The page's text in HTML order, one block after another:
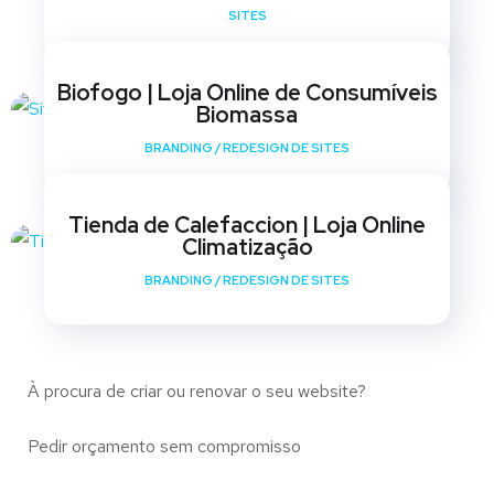
SITES
Biofogo | Loja Online de Consumíveis
Biomassa
BRANDING /REDESIGN DE SITES
Tienda de Calefaccion | Loja Online
Climatização
BRANDING /REDESIGN DE SITES
À procura de criar ou renovar o seu website?
Pedir orçamento sem compromisso